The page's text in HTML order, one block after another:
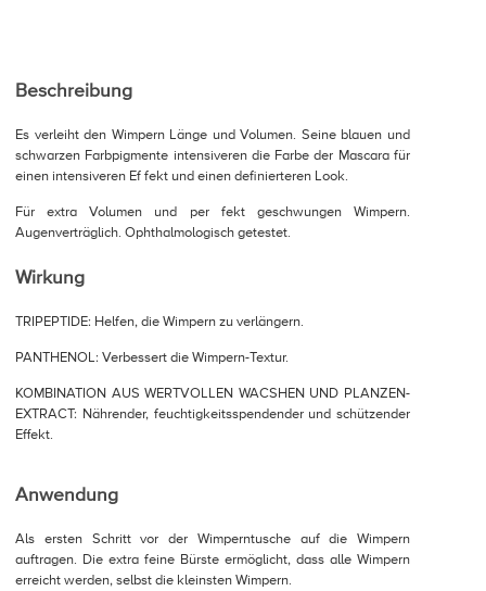
Beschreibung
Es verleiht den Wimpern Länge und Volumen. Seine blauen und
schwarzen Farbpigmente intensiveren die Farbe der Mascara für
einen intensiveren Ef fekt und einen definierteren Look.
Für extra Volumen und per fekt geschwungen Wimpern.
Augenverträglich. Ophthalmologisch getestet.
Wirkung
TRIPEPTIDE: Helfen, die Wimpern zu verlängern.
PANTHENOL: Verbessert die Wimpern-Textur.
KOMBINATION AUS WERTVOLLEN WACSHEN UND PLANZEN-
EXTRACT: Nährender, feuchtigkeitsspendender und schützender
Effekt.
Anwendung
Als ersten Schritt vor der Wimperntusche auf die Wimpern
auftragen. Die extra feine Bürste ermöglicht, dass alle Wimpern
erreicht werden, selbst die kleinsten Wimpern.